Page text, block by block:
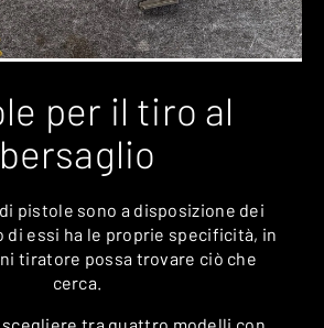
per il tiro al
bersaglio
pistole sono a disposizione dei
di essi ha le proprie specificità, in
tiratore possa trovare ciò che
cerca.
tra quattro modelli con